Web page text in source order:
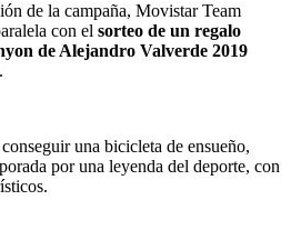
de la campaña, Movistar Team
con el sorteo de un regalo
de Alejandro Valverde 2019
.
una bicicleta de ensueño,
por una leyenda del deporte, con